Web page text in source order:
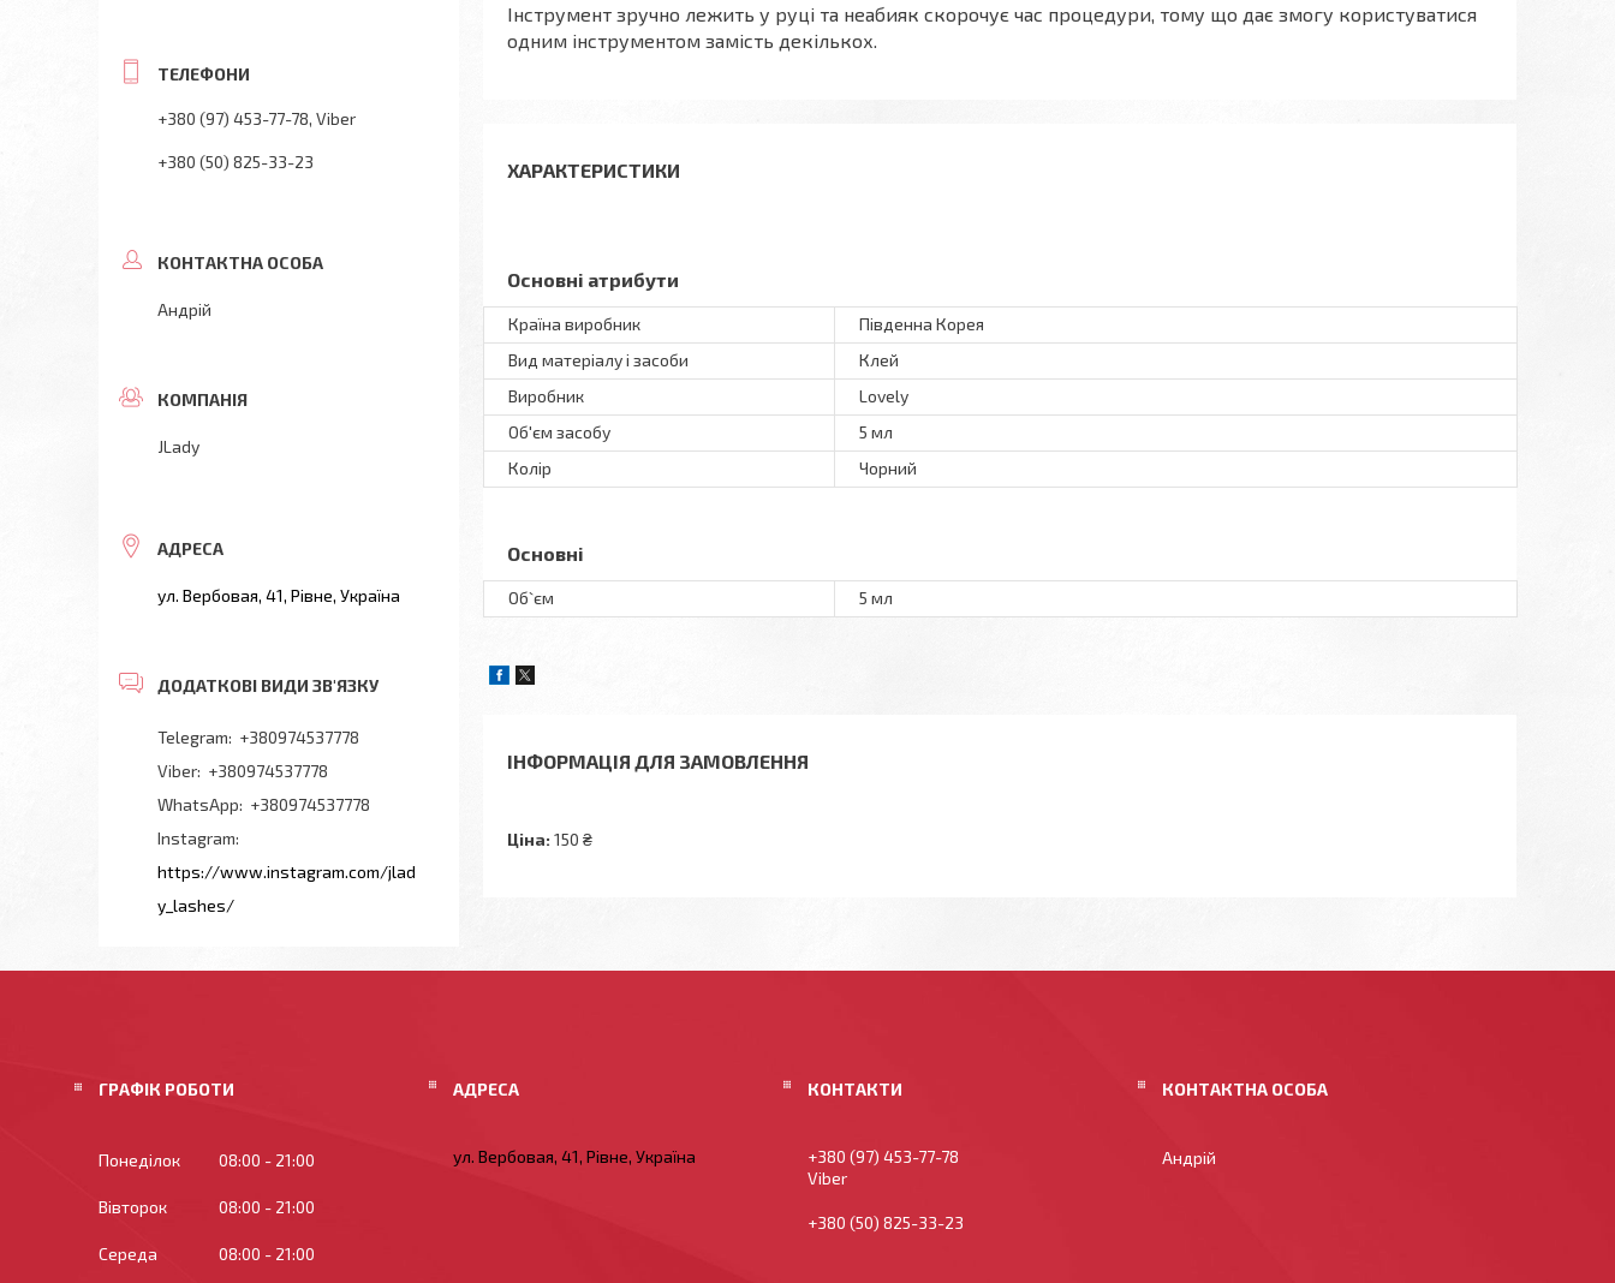
Інструмент зручно лежить у руці та неабияк скорочує час процедури, тому що дає змогу користуватися
одним інструментом замість декількох.
ХАРАКТЕРИСТИКИ
Основні атрибути
Країна виробник
Південна Корея
Вид матеріалу і засоби
Клей
Виробник
Lovely
Об'єм засобу
5 мл
Колір
Чорний
Основні
Об`єм 5 мл
ІНФОРМАЦІЯ ДЛЯ ЗАМОВЛЕННЯ
Ціна: 150 ₴
+380 (97) 453-77-78 Viber
+380 (50) 825-33-23
Андрій
JLady
ул. Вербовая, 41, Рівне, Україна
+380974537778
+380974537778
+380974537778
Instagram
https://www.instagram.com/jlad
y_lashes/
ГРАФІК РОБОТИ
Понеділок 08:00 21:00
Вівторок 08:00 21:00
Середа 08:00 21:00
ул. Вербовая, 41, Рівне, Україна
+380 (97) 453-77-78
Viber
+380 (50) 825-33-23
Андрій